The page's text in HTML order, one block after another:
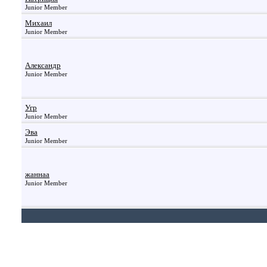
Junior Member
Михаил
Junior Member
Александр
Junior Member
Угр
Junior Member
Эва
Junior Member
жаннаа
Junior Member